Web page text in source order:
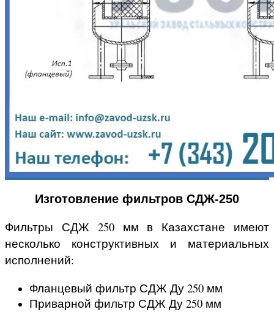
Изготовление фильтров СДЖ-250
Фильтры СДЖ 250 мм в Казахстане имеют
несколько конструктивных и материальных
исполнений:
Фланцевый фильтр СДЖ Ду 250 мм
Приварной фильтр СДЖ Ду 250 мм